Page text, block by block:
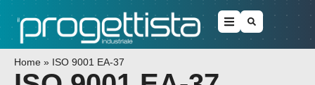
Home » ISO 9001 EA-37